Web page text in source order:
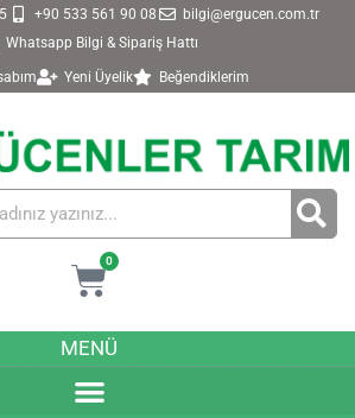
+90 533 561 90 08
bilgi@ergucen.com.tr
Whatsapp Bilgi & Sipariş Hattı
Yeni Üyelik Beğendiklerim
0
MENÜ